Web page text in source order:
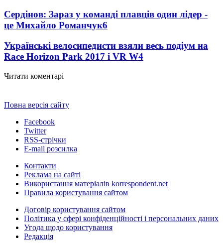
Сердінов: Зараз у команді плавців один лідер -
це Михайло Романчук6
Українські велосипедисти взяли весь подіум на
Race Horizon Park 2017 і VR W4
Читати коментарі
Повна версія сайту
Facebook
Twitter
RSS-стрічки
E-mail розсилка
Контакти
Реклама на сайті
Використання матеріалів korrespondent.net
Правила користування сайтом
Договір користування сайтом
Політика у сфері конфіденційності і персональних даних
Угода щодо користування
Редакція